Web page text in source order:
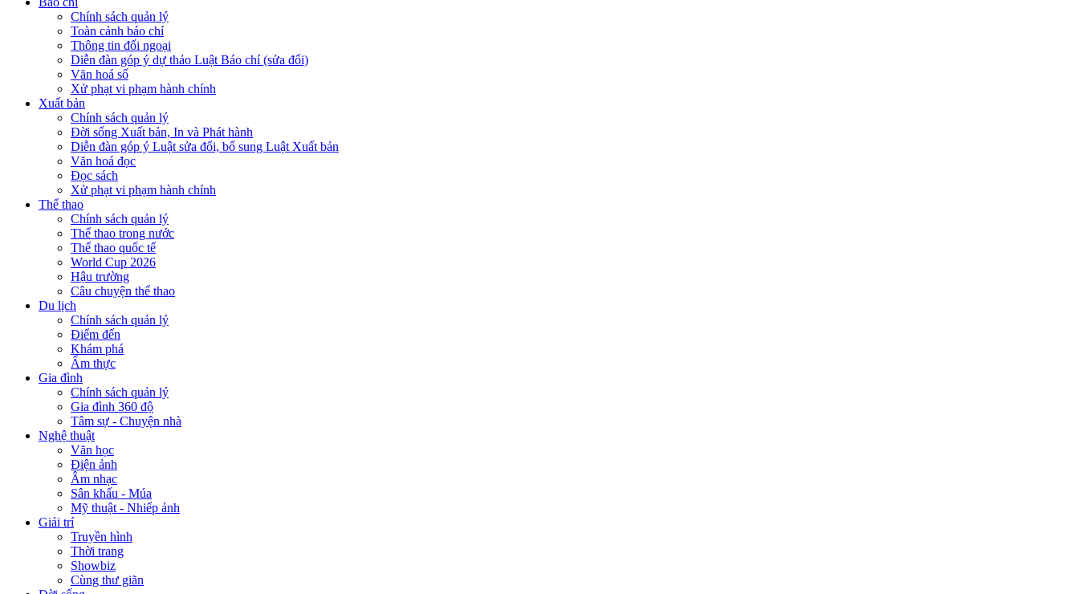
Chính sách quản lý
Toàn cảnh báo chí
Thông tin đối ngoại
Diễn đàn góp ý dự thảo Luật Báo chí (sửa đổi)
Văn hoá số
Xử phạt vi phạm hành chính
Xuất bản
Chính sách quản lý
Đời sống Xuất bản, In và Phát hành
Diễn đàn góp ý Luật sửa đổi, bổ sung Luật Xuất bản
Văn hoá đọc
Đọc sách
Xử phạt vi phạm hành chính
Thể thao
Chính sách quản lý
Thể thao trong nước
Thể thao quốc tế
World Cup 2026
Hậu trường
Câu chuyện thể thao
Du lịch
Chính sách quản lý
Điểm đến
Khám phá
Ẩm thực
Gia đình
Chính sách quản lý
Gia đình 360 độ
Tâm sự - Chuyện nhà
Nghệ thuật
Văn học
Điện ảnh
Âm nhạc
Sân khấu - Múa
Mỹ thuật - Nhiếp ảnh
Giải trí
Truyền hình
Thời trang
Showbiz
Cùng thư giãn